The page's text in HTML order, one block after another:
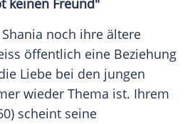
keinen Freund"
noch ihre ältere
öffentlich eine Beziehung
Liebe bei den jungen
wieder Thema ist. Ihrem
scheint seine